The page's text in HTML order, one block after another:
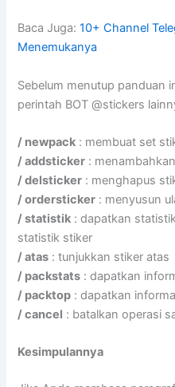
Baca Juga:10+ Channel
Menemukanya
Sebelum menutup panduan
perintah BOT @stickers
/ newpack : membuat set
/ addsticker :
/ delsticker : menghapus
/ ordersticker : menyusun
/ statistik : dapatkan
statistik stiker
/ atas : tunjukkan stiker atas
/ packstats : dapatkan
/ packtop : dapatkan
/ cancel : batalkan operasi
Kesimpulannya